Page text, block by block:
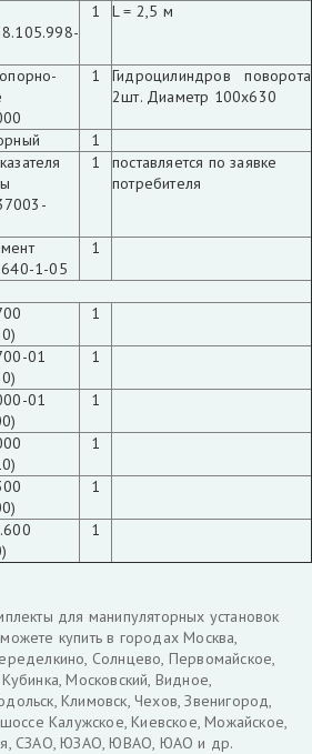
1 L = 2,5 м
1
Гидроцилиндров поворота
2шт. Диаметр 100x630
1
1
поставляется по заявке
потребителя
640-1-05
1
1
01
1
01
1
1
1
1
для манипуляторных установок
купить в городах Москва,
Солнцево, Первомайское,
Московский, Видное,
Климовск, Чехов, Звенигород,
Калужское, Киевское, Можайское,
СЗАО, ЮЗАО, ЮВАО, ЮАО и др.